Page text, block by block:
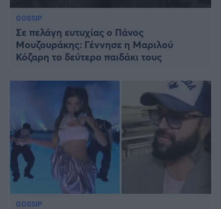
GOSSIP
Σε πελάγη ευτυχίας ο Πάνος
Μουζουράκης: Γέννησε η Μαριλού
Κόζαρη το δεύτερο παιδάκι τους
GOSSIP